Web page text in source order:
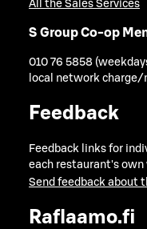
All the Sales Services
S Group Co-op
010 76 5858
local network
Feedback
Feedback links for
each restaurant's own
Send feedback about
Raflaamo.fi